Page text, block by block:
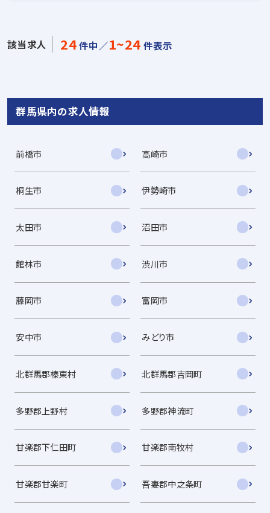
該当求人 24件中／1~24 件表示
群馬県内の求人情報
前橋市 高崎市
桐生市 伊勢崎市
太田市 沼田市
館林市 渋川市
藤岡市 富岡市
安中市 みどり市
北群馬郡榛東村 北群馬郡吉岡町
多野郡上野村 多野郡神流町
甘楽郡下仁田町 甘楽郡南牧村
甘楽郡甘楽町 吾妻郡中之条町